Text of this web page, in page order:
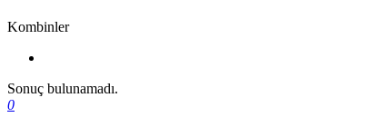
Kombinler
Sonuç bulunamadı.
0